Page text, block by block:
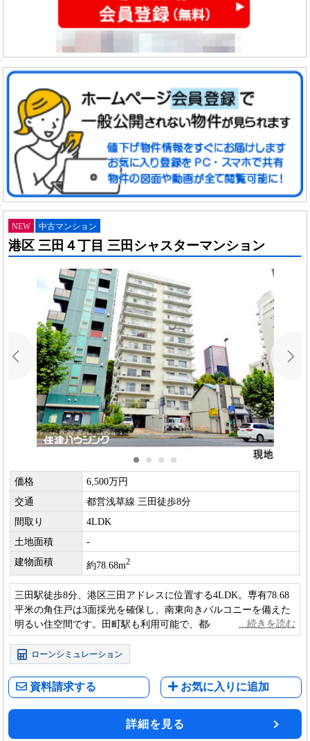
NEW 中古マンション
港区 三田４丁目 三田シャスターマンション
価格
6,500万円
交通
都営浅草線 三田徒歩8分
間取り
4LDK
土地面積
-
建物面積
約78.68m2
三田駅徒歩8分、港区三田アドレスに位置する4LDK。専有78.68
平米の角住戸は3面採光を確保し、南東向きバルコニーを備えた
明るい住空間です。田町駅も利用可能で、都心の利便性と落ち
着いた住環境を享受できる住まいです。
ローンシミュレーション
資料請求する お気に入りに追加
詳細を見る